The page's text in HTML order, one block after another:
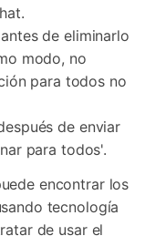
de eliminarlo
modo, no
para todos no
de enviar
para todos'.
encontrar los
tecnología
de usar el